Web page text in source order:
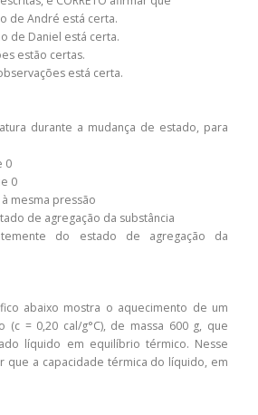
de André está certa.
de Daniel está certa.
estão certas.
está certa.
durante a mudança de estado, para
0
0
mesma pressão
de agregação da substância
do estado de agregação da
abaixo mostra o aquecimento de um
(c = 0,20 cal/g°C), de massa 600 g, que
líquido em equilíbrio térmico. Nesse
que a capacidade térmica do líquido, em